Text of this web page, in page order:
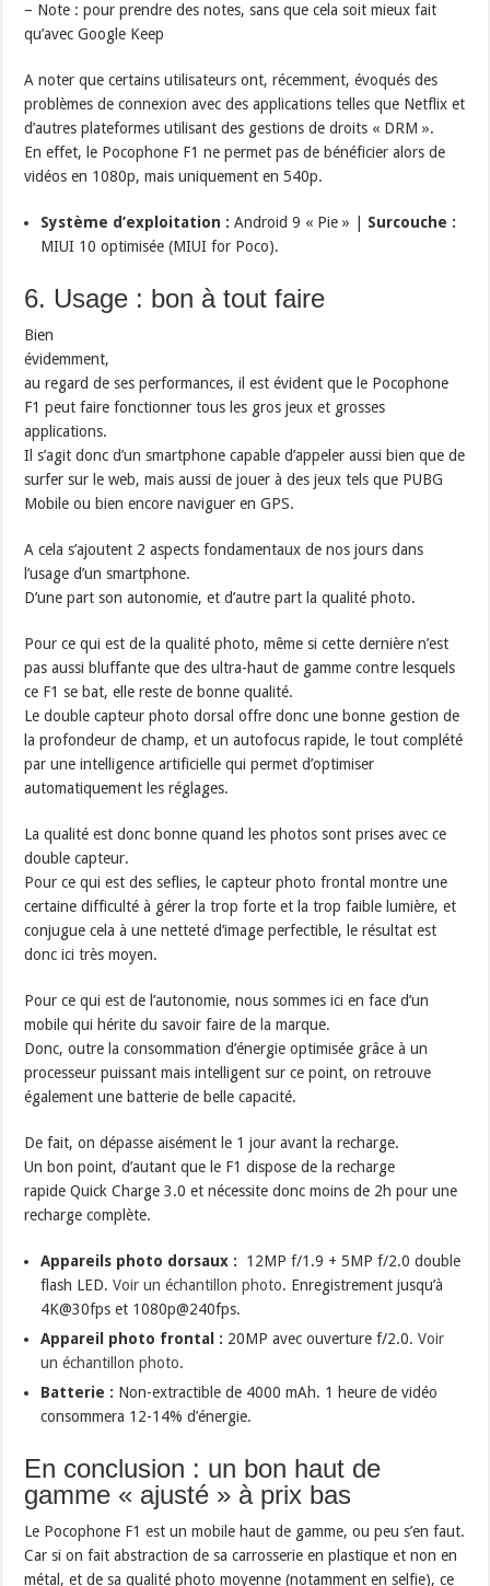
– Note : pour prendre des notes, sans que cela soit mieux fait
qu’avec Google Keep
A noter que certains utilisateurs ont, récemment, évoqués des
problèmes de connexion avec des applications telles que Netflix et
d’autres plateformes utilisant des gestions de droits « DRM ».
En effet, le Pocophone F1 ne permet pas de bénéficier alors de
vidéos en 1080p, mais uniquement en 540p.
Système d’exploitation : Android 9 « Pie » | Surcouche :
MIUI 10 optimisée (MIUI for Poco).
6. Usage : bon à tout faire
Bien
évidemment,
au regard de ses performances, il est évident que le Pocophone
F1 peut faire fonctionner tous les gros jeux et grosses
applications.
Il s’agit donc d’un smartphone capable d’appeler aussi bien que de
surfer sur le web, mais aussi de jouer à des jeux tels que PUBG
Mobile ou bien encore naviguer en GPS.
A cela s’ajoutent 2 aspects fondamentaux de nos jours dans
l’usage d’un smartphone.
D’une part son autonomie, et d’autre part la qualité photo.
Pour ce qui est de la qualité photo, même si cette dernière n’est
pas aussi bluffante que des ultra-haut de gamme contre lesquels
ce F1 se bat, elle reste de bonne qualité.
Le double capteur photo dorsal offre donc une bonne gestion de
la profondeur de champ, et un autofocus rapide, le tout complété
par une intelligence artificielle qui permet d’optimiser
automatiquement les réglages.
La qualité est donc bonne quand les photos sont prises avec ce
double capteur.
Pour ce qui est des seflies, le capteur photo frontal montre une
certaine difficulté à gérer la trop forte et la trop faible lumière, et
conjugue cela à une netteté d’image perfectible, le résultat est
donc ici très moyen.
Pour ce qui est de l’autonomie, nous sommes ici en face d’un
mobile qui hérite du savoir faire de la marque.
Donc, outre la consommation d’énergie optimisée grâce à un
processeur puissant mais intelligent sur ce point, on retrouve
également une batterie de belle capacité.
De fait, on dépasse aisément le 1 jour avant la recharge.
Un bon point, d’autant que le F1 dispose de la recharge
rapide Quick Charge 3.0 et nécessite donc moins de 2h pour une
recharge complète.
Appareils photo dorsaux : 12MP f/1.9 + 5MP f/2.0 double
flash LED.Voir un échantillon photo. Enregistrement jusqu’à
4K@30fps et 1080p@240fps.
Appareil photo frontal : 20MP avec ouverture f/2.0.Voir
un échantillon photo.
Batterie : Non-extractible de 4000 mAh. 1 heure de vidéo
consommera 12-14% d’énergie.
En conclusion : un bon haut de
gamme « ajusté » à prix bas
Le Pocophone F1 est un mobile haut de gamme, ou peu s’en faut.
Car si on fait abstraction de sa carrosserie en plastique et non en
métal, et de sa qualité photo moyenne (notamment en selfie), ce